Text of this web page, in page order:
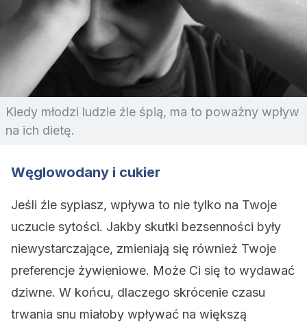
Kiedy młodzi ludzie źle śpią, ma to poważny wpływ
na ich dietę.
Węglowodany i cukier
Jeśli źle sypiasz, wpływa to nie tylko na Twoje
uczucie sytości. Jakby skutki bezsenności były
niewystarczające, zmieniają się również Twoje
preferencje żywieniowe. Może Ci się to wydawać
dziwne. W końcu, dlaczego skrócenie czasu
trwania snu miałoby wpływać na większą